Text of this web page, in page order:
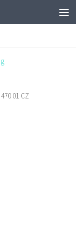
470 01 CZ